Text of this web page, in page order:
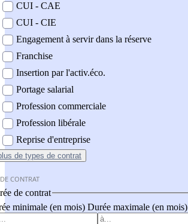
CUI - CAE
CUI - CIE
Engagement à servir dans la réserve
Franchise
Insertion par l'activ.éco.
Portage salarial
Profession commerciale
Profession libérale
Reprise d'entreprise
de types de contrat
CONTRAT
de contrat
minimale (en mois) Durée maximale (en mois)